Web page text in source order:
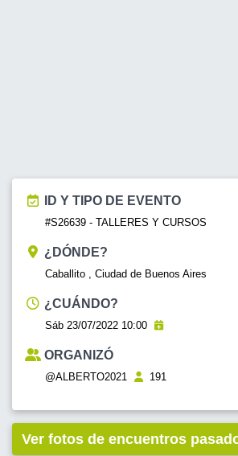
ID Y TIPO DE EVENTO
#S26639 - TALLERES Y CURSOS
¿DÓNDE?
Caballito , Ciudad de Buenos Aires
¿CUÁNDO?
Sáb 23/07/2022 10:00
ORGANIZÓ
@ALBERTO2021 191
Ver fotos de encuentros